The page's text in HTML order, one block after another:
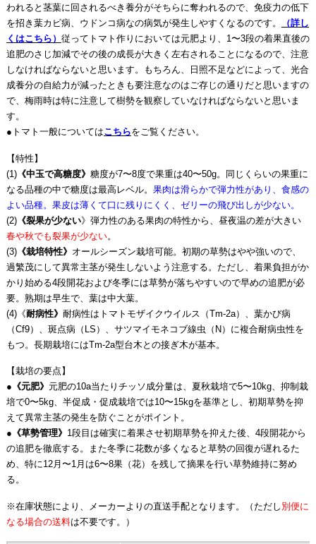
われると茎葉に回されるべき養分がそちらに奪われるので、免疫力の低下
を招き葉カビ病、ウドンコ病なの病気が発生しやすくなるのです。
（詳し
くはこちら） 従ってトマト作りにおいては元肥より、1〜3段の着果直後の
追肥のさじ加減でその後の成長が大きく左右されることになるので、注意
しなければならないと思います。もちろん、日照不足などによって、光合
成養分の自給力が減ったときも要注意なのはご存じの通りだと思いますの
で、梅雨時は特に注意して樹勢を観察していなければならないと思いま
す。
●トマト一般についてはこちらをご覧ください。
【特性】
(1)《中玉で高糖度》 糖度が7〜8度で果重は40〜50g。同じくらいの果重に
なる品種の中で糖度は最高レベル。 果肉は滑らかで弾力性があり、食感の
よい品種。果皮は薄くて口に残りにくく、ゼリーの飛び出しが少ない。
(2)《裂果が少ない》弾力性のある果肉の特性から、昼夜温の差が大きい
春や秋でも裂果が少ない。
(3)《栽培特性》 オールシーズン栽培可能。初期の草勢はやや強いので、
過繁茂にして異常主茎が発生しないよう注意する。ただし、着果負担がか
かり始める4段開花および冬季には草勢が落ちやすいので早めの追肥が必
要。熟期は早生で、葉は中大葉。
(4)《耐病性》 耐病性はトマトモザイクウイルス（Tm-2a）、葉かび病
（Cf9）、斑点病（LS）、サツマイモネコブ線虫（N）に複合耐病虫性を
もつ。長期栽培にはTm-2a型台木との接ぎ木が基本。
【栽培の要点】
● 《元肥》 元肥の10a当たりチッソ成分量は、夏秋栽培で5〜10kg、抑制栽
培で0〜5kg、半促成・促成栽培では10〜15kgを基準とし、初期草勢を抑
えて異常主茎の発生を防ぐことがポイント。
● 《草勢管理》 1段目は確実に着果させ初期草勢を抑えた後、4段開花から
の追肥を徹底する。また冬季に花数が多くなると草勢の回復が遅れるた
め、特に12月〜1月は6〜8果（花）を残して摘果を行い草勢維持に努め
る。
※在庫状態により、メーカーよりの直送手配となります。（ただし 別便に
なる場合の送料は不要です。）